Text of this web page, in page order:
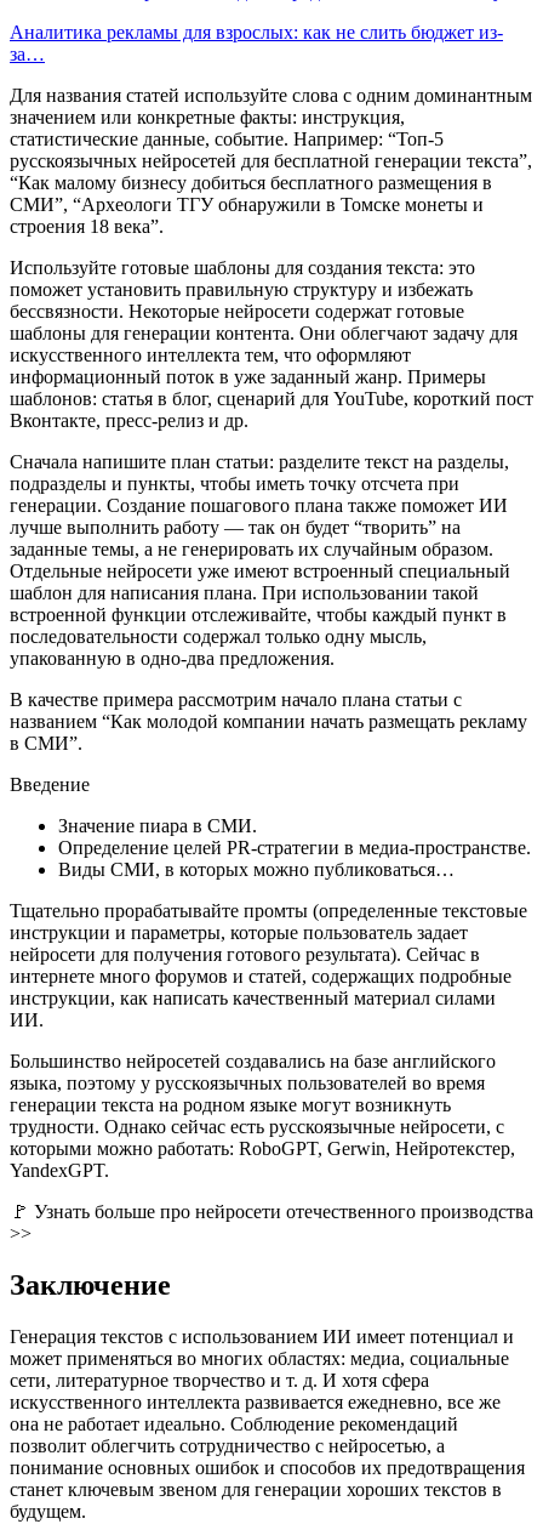
Аналитика рекламы для взрослых: как не слить бюджет из-
за…
Для названия статей используйте слова с одним доминантным
значением или конкретные факты: инструкция,
статистические данные, событие. Например: “Топ-5
русскоязычных нейросетей для бесплатной генерации текста”,
“Как малому бизнесу добиться бесплатного размещения в
СМИ”, “Археологи ТГУ обнаружили в Томске монеты и
строения 18 века”.
Используйте готовые шаблоны для создания текста: это
поможет установить правильную структуру и избежать
бессвязности. Некоторые нейросети содержат готовые
шаблоны для генерации контента. Они облегчают задачу для
искусственного интеллекта тем, что оформляют
информационный поток в уже заданный жанр. Примеры
шаблонов: статья в блог, сценарий для YouTube, короткий пост
Вконтакте, пресс-релиз и др.
Сначала напишите план статьи: разделите текст на разделы,
подразделы и пункты, чтобы иметь точку отсчета при
генерации. Создание пошагового плана также поможет ИИ
лучше выполнить работу — так он будет “творить” на
заданные темы, а не генерировать их случайным образом.
Отдельные нейросети уже имеют встроенный специальный
шаблон для написания плана. При использовании такой
встроенной функции отслеживайте, чтобы каждый пункт в
последовательности содержал только одну мысль,
упакованную в одно-два предложения.
В качестве примера рассмотрим начало плана статьи с
названием “Как молодой компании начать размещать рекламу
в СМИ”.
Введение
Значение пиара в СМИ.
Определение целей PR-стратегии в медиа-пространстве.
Виды СМИ, в которых можно публиковаться…
Тщательно прорабатывайте промты (определенные текстовые
инструкции и параметры, которые пользователь задает
нейросети для получения готового результата). Сейчас в
интернете много форумов и статей, содержащих подробные
инструкции, как написать качественный материал силами
ИИ.
Большинство нейросетей создавались на базе английского
языка, поэтому у русскоязычных пользователей во время
генерации текста на родном языке могут возникнуть
трудности. Однако сейчас есть русскоязычные нейросети, с
которыми можно работать: RoboGPT, Gerwin, Нейротекстер,
YandexGPT.
🚩 Узнать больше про нейросети отечественного производства
>>
Заключение
Генерация текстов с использованием ИИ имеет потенциал и
может применяться во многих областях: медиа, социальные
сети, литературное творчество и т. д. И хотя сфера
искусственного интеллекта развивается ежедневно, все же
она не работает идеально. Соблюдение рекомендаций
позволит облегчить сотрудничество с нейросетью, а
понимание основных ошибок и способов их предотвращения
станет ключевым звеном для генерации хороших текстов в
будущем.